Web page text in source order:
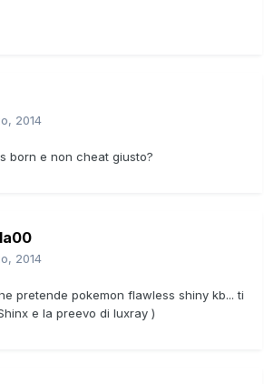
2014
born e non cheat giusto?
2014
pretende pokemon flawless shiny kb... ti
e la preevo di luxray )